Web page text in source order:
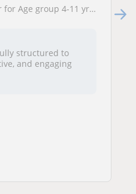
Age group 4-11 yrs old.
structured to
and engaging